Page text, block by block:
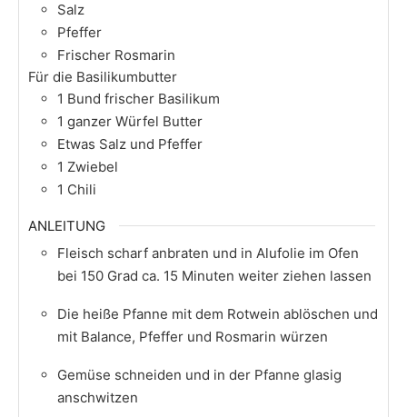
Salz
Pfeffer
Frischer Rosmarin
Für die Basilikumbutter
1 Bund frischer Basilikum
1 ganzer Würfel Butter
Etwas Salz und Pfeffer
1 Zwiebel
1 Chili
ANLEITUNG
Fleisch scharf anbraten und in Alufolie im Ofen
bei 150 Grad ca. 15 Minuten weiter ziehen lassen
Die heiße Pfanne mit dem Rotwein ablöschen und
mit Balance, Pfeffer und Rosmarin würzen
Gemüse schneiden und in der Pfanne glasig
anschwitzen